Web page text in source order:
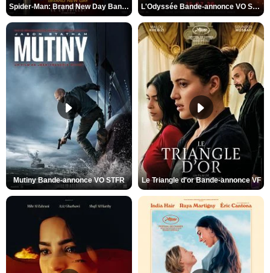
Spider-Man: Brand New Day Bande-annonce VO STFR L'Odyssée Bande-annonce VO STFR
Mutiny Bande-annonce VO STFR Le Triangle d'or Bande-annonce VF